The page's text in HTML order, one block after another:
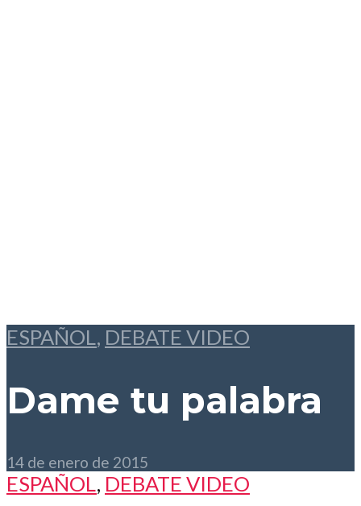
ESPAÑOL, DEBATE VIDEO
Dame tu palabra
14 de enero de 2015
ESPAÑOL , DEBATE VIDEO